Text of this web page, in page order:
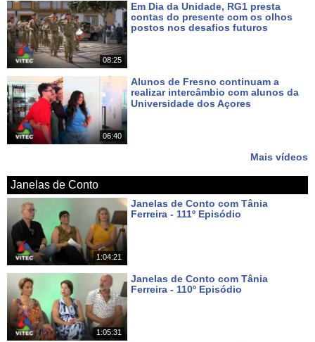
08:25
Em Dia da Unidade, RG1 presta
contas do presente com os olhos
postos nos desafios futuros
06:40
Alunos de Fresno continuam a
realizar intercâmbio com alunos da
Universidade dos Açores
Mais vídeos
Janelas de Conto
1:04:21
Janelas de Conto com Tânia
Ferreira - 111º Episódio
1:05:31
Janelas de Conto com Tânia
Ferreira - 110º Episódio